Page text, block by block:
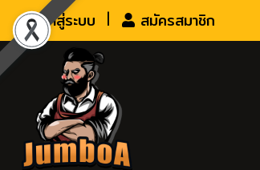
เข้าสู่ระบบ สมัครสมาชิก